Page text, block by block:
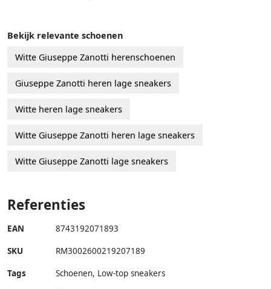
Bekijk relevante schoenen
Witte Giuseppe Zanotti herenschoenen
Giuseppe Zanotti heren lage sneakers
Witte heren lage sneakers
Witte Giuseppe Zanotti heren lage sneakers
Witte Giuseppe Zanotti lage sneakers
Referenties
EAN 8743192071893
SKU RM3002600219207189
Tags
Schoenen, Low-top sneakers